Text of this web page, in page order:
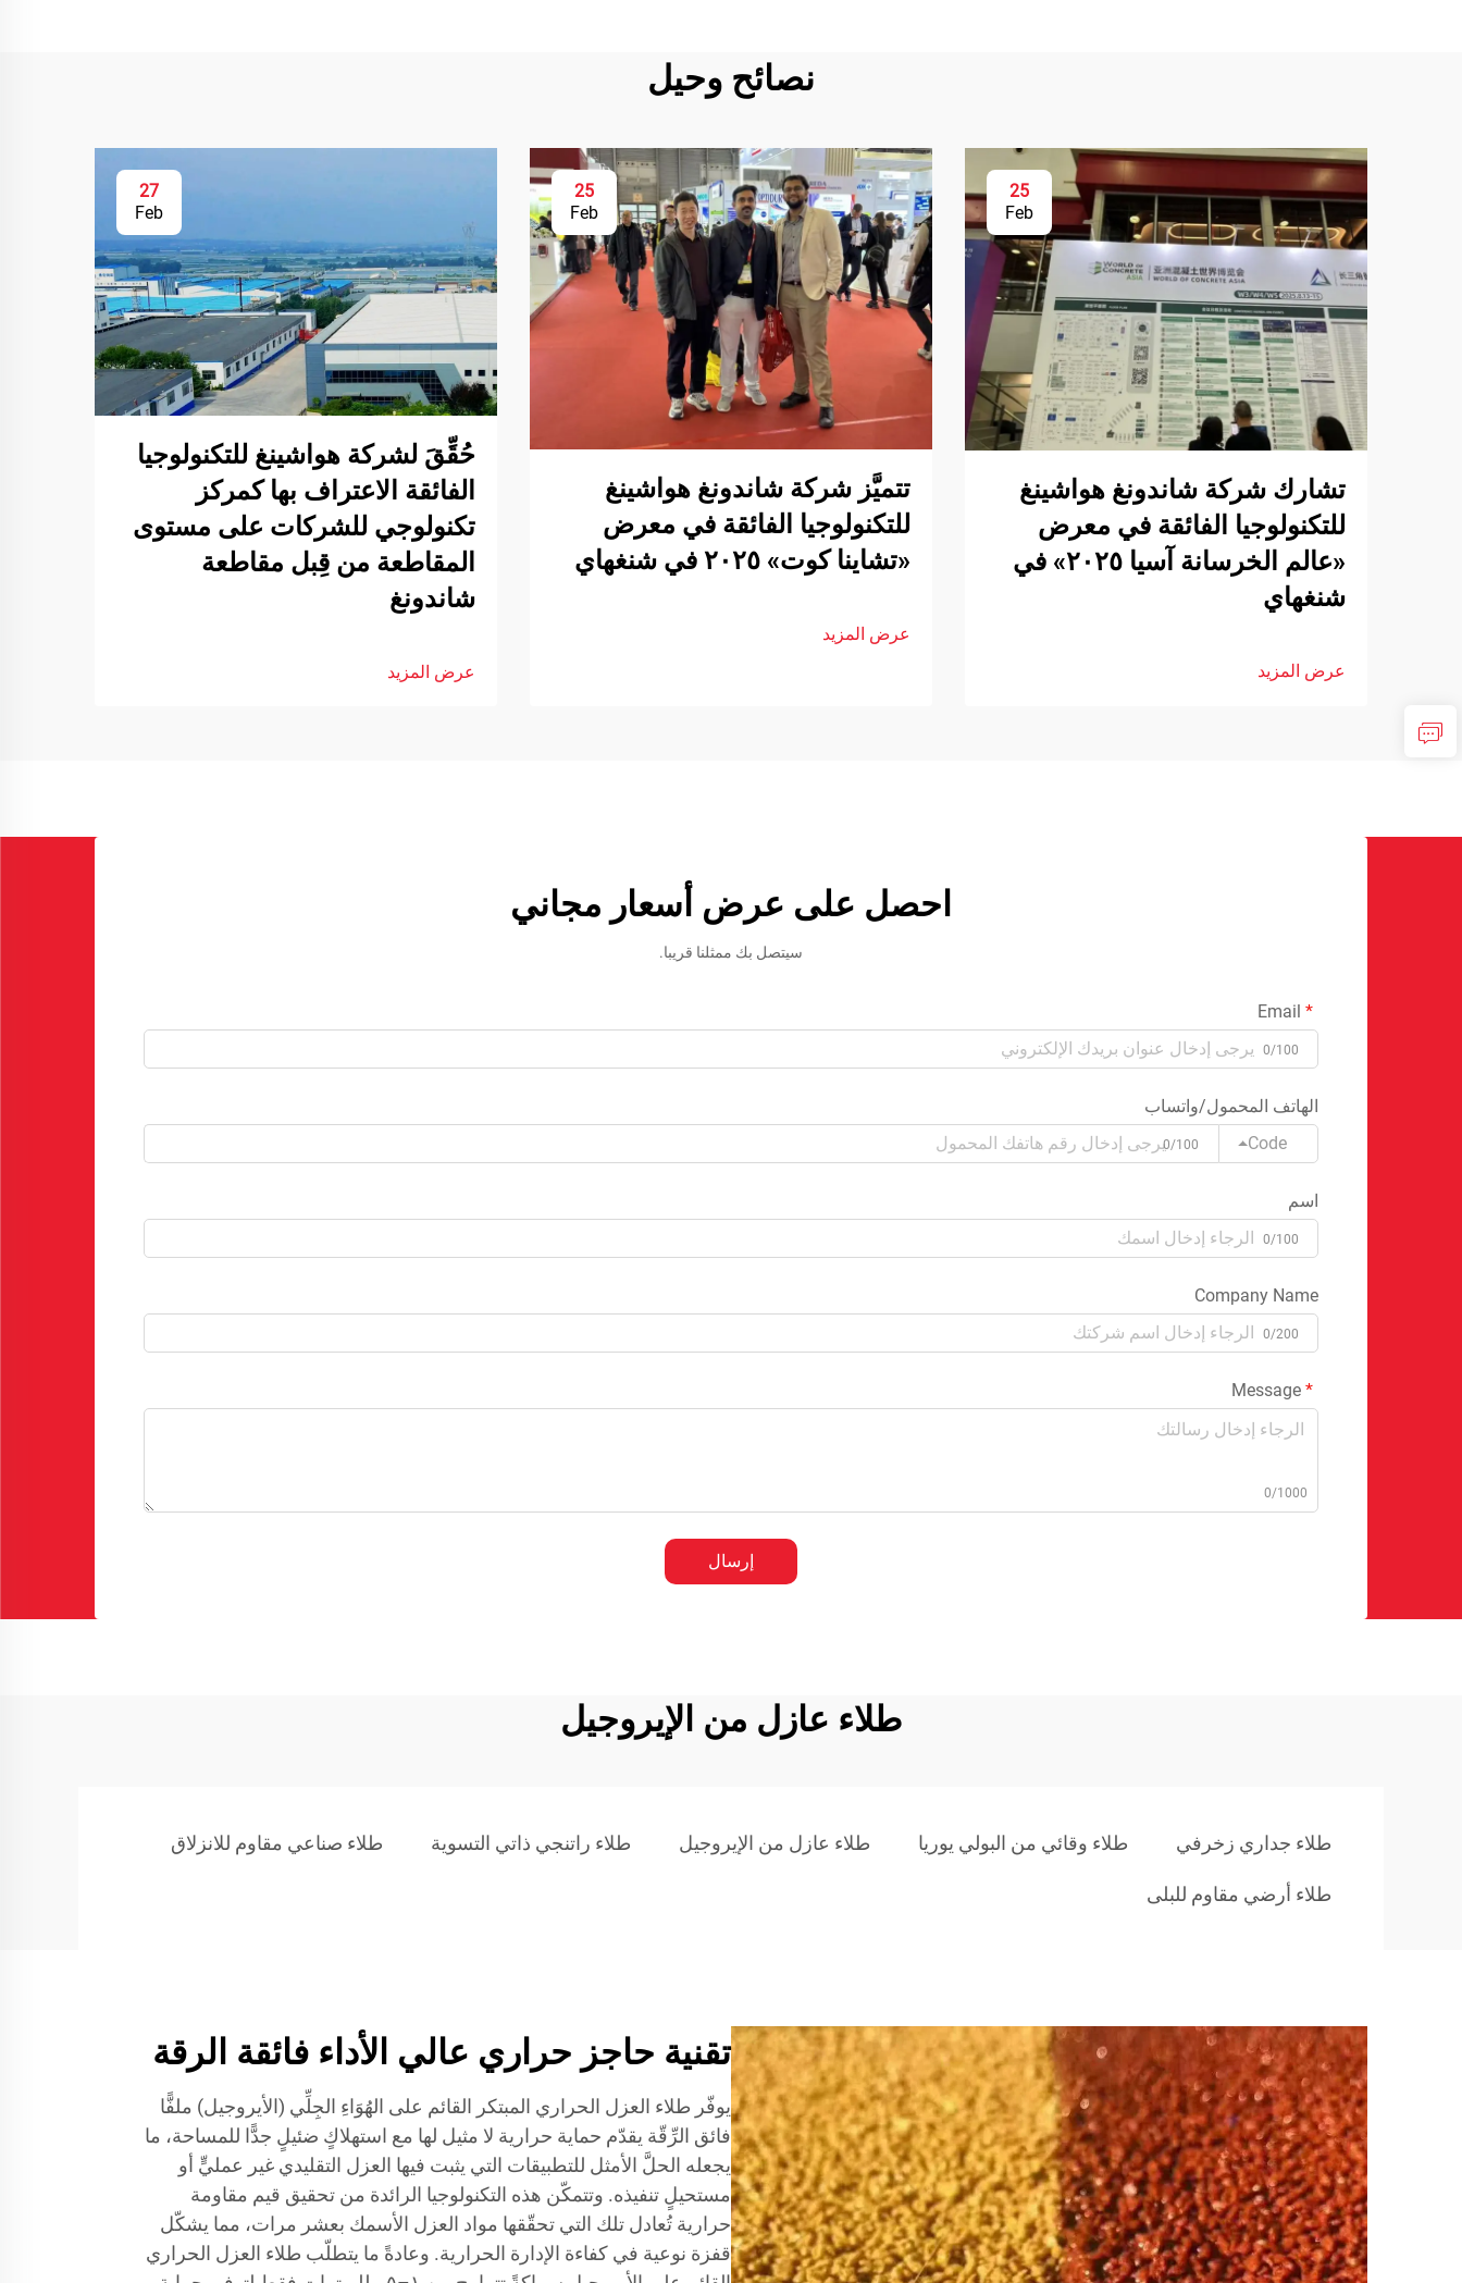
نصائح وحيل
25
Feb
تشارك شركة شاندونغ هواشينغ
للتكنولوجيا الفائقة في معرض
«عالم الخرسانة آسيا ٢٠٢٥» في
شنغهاي
عرض المزيد
25
Feb
تتميَّز شركة شاندونغ هواشينغ
للتكنولوجيا الفائقة في معرض
«تشاينا كوت» ٢٠٢٥ في شنغهاي
عرض المزيد
27
Feb
حُقِّقَ لشركة هواشينغ للتكنولوجيا
الفائقة الاعتراف بها كمركز
تكنولوجي للشركات على مستوى
المقاطعة من قِبل مقاطعة
شاندونغ
عرض المزيد
احصل على عرض أسعار مجاني
سيتصل بك ممثلنا قريبا.
0/100
الهاتف المحمول/واتساب
Code
0/100
اسم
0/100
Company Name
0/200
0/1000
إرسال
طلاء عازل من الإيروجيل
طلاء جداري زخرفي طلاء وقائي من البولي يوريا طلاء عازل من الإيروجيل طلاء راتنجي ذاتي التسوية طلاء صناعي مقاوم للانزلاق
طلاء أرضي مقاوم للبلى
تقنية حاجز حراري عالي الأداء فائقة الرقة
يوفّر طلاء العزل الحراري المبتكر القائم على الهُوَاءِ الجِلِّي (الأيروجيل) ملفًّا
فائق الرِّقّة يقدّم حماية حرارية لا مثيل لها مع استهلاكٍ ضئيلٍ جدًّا للمساحة، ما
يجعله الحلَّ الأمثل للتطبيقات التي يثبت فيها العزل التقليدي غير عمليٍّ أو
مستحيلٍ تنفيذه. وتتمكّن هذه التكنولوجيا الرائدة من تحقيق قيم مقاومة
حرارية تُعادل تلك التي تحقّقها مواد العزل الأسمك بعشر مرات، مما يشكّل
قفزة نوعية في كفاءة الإدارة الحرارية. وعادةً ما يتطلّب طلاء العزل الحراري